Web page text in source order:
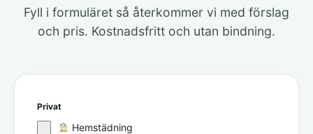
Fyll i formuläret så återkommer vi med förslag
och pris. Kostnadsfritt och utan bindning.
Privat
Hemstädning